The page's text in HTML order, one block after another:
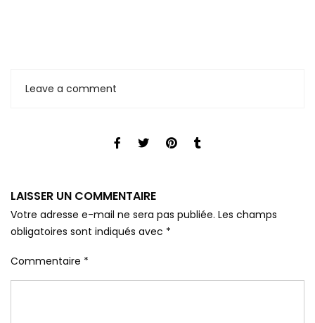
Leave a comment
LAISSER UN COMMENTAIRE
Votre adresse e-mail ne sera pas publiée. Les champs
obligatoires sont indiqués avec *
Commentaire *